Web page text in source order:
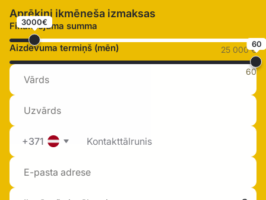
Aprēķini ikmēneša izmaksas
Finansējuma summa
3000€
25 000 €
Aizdevuma termiņš (mēn) 60
60
+371